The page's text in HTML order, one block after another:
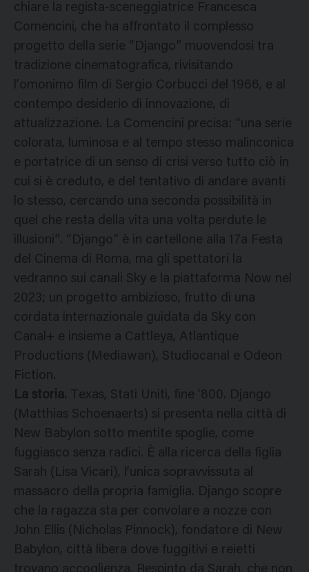
chiare la regista-sceneggiatrice Francesca
Comencini, che ha affrontato il complesso
progetto della serie “Django” muovendosi tra
tradizione cinematografica, rivisitando
l’omonimo film di Sergio Corbucci del 1966, e al
contempo desiderio di innovazione, di
attualizzazione. La Comencini precisa: “una serie
colorata, luminosa e al tempo stesso malinconica
e portatrice di un senso di crisi verso tutto ciò in
cui si è creduto, e del tentativo di andare avanti
lo stesso, cercando una seconda possibilità in
quel che resta della vita una volta perdute le
illusioni”. “Django” è in cartellone alla 17a Festa
del Cinema di Roma, ma gli spettatori la
vedranno sui canali Sky e la piattaforma Now nel
2023; un progetto ambizioso, frutto di una
cordata internazionale guidata da Sky con
Canal+ e insieme a Cattleya, Atlantique
Productions (Mediawan), Studiocanal e Odeon
Fiction.
La storia. Texas, Stati Uniti, fine ‘800. Django
(Matthias Schoenaerts) si presenta nella città di
New Babylon sotto mentite spoglie, come
fuggiasco senza radici. È alla ricerca della figlia
Sarah (Lisa Vicari), l’unica sopravvissuta al
massacro della propria famiglia. Django scopre
che la ragazza sta per convolare a nozze con
John Ellis (Nicholas Pinnock), fondatore di New
Babylon, città libera dove fuggitivi e reietti